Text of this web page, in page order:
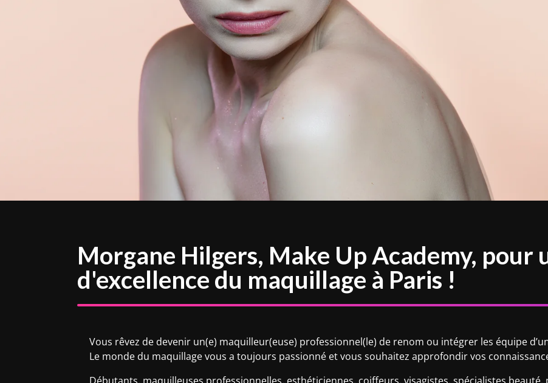
Morgane Hilgers, Make Up Academy, pour
d'excellence du maquillage à Paris !
Vous rêvez de devenir un(e) maquilleur(euse) professionnel(le) de renom ou intégrer les équipe
Le monde du maquillage vous a toujours passionné et vous souhaitez approfondir vos